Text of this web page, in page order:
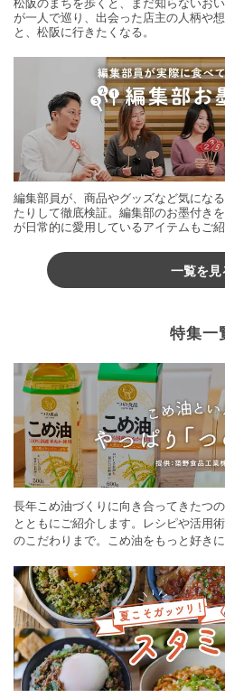
が一人で巡り、出会った店主の人柄や
と、松阪に行きたくなる。
編集部員が、商品やグッズなど気にな
たりして徹底検証。編集部のお墨付き
が日常的に愛用しているアイテムもご紹
一覧を見
特集一
長年こめ油づくりに向き合ってきたつ
とともにご紹介します。レシピや活用
のこだわりまで。こめ油をもっと好き